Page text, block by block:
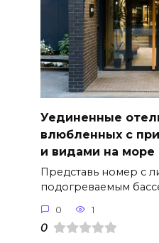
Уединенные
влюбленных с
и видами на море
Представь номер с
подогреваемым
0 1
0